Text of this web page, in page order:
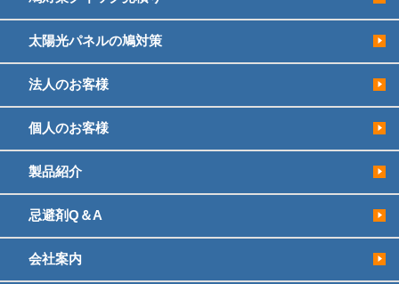
太陽光パネルの鳩対策
法人のお客様
個人のお客様
製品紹介
忌避剤Q＆A
会社案内